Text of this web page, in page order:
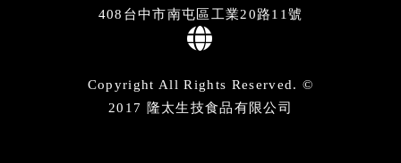
408台中市南屯區工業20路11號
Copyright All Rights Reserved. ©
2017 隆太生技食品有限公司